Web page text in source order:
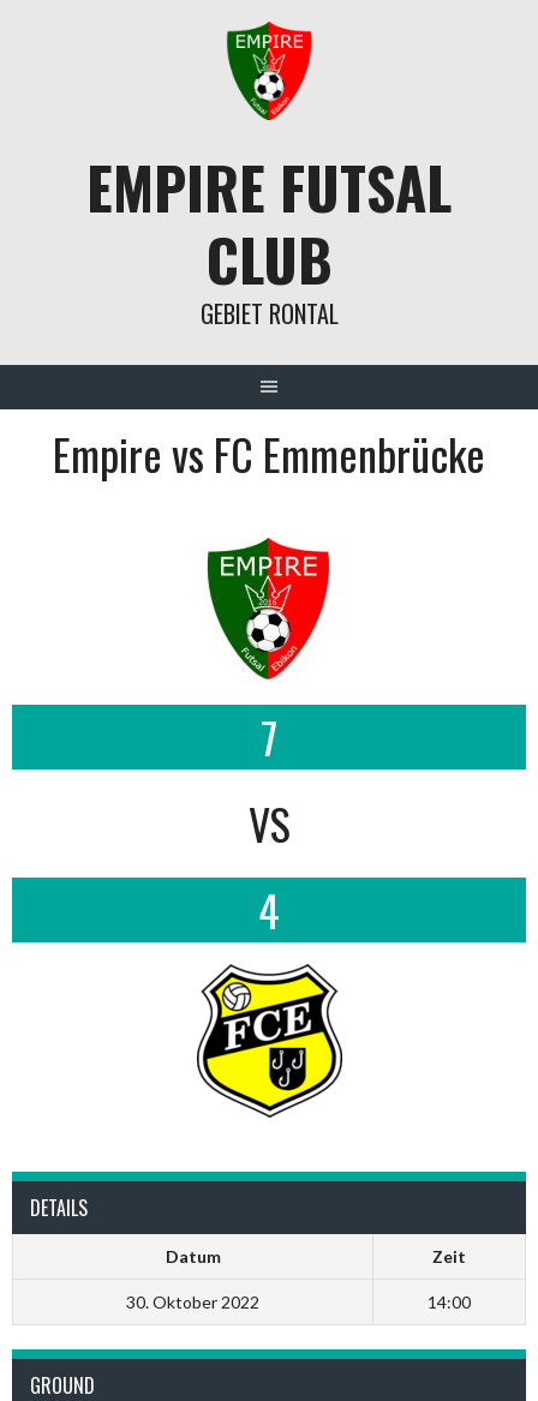
EMPIRE FUTSAL
CLUB
GEBIET RONTAL
Empire vs FC Emmenbrücke
7
VS
4
DETAILS
Datum Zeit
30. Oktober 2022 14:00
GROUND